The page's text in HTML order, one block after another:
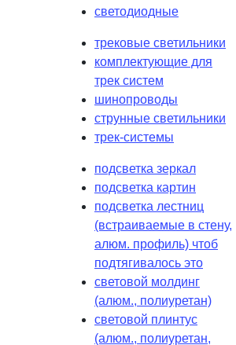
светодиодные
трековые светильники
комплектующие для
трек систем
шинопроводы
струнные светильники
трек-системы
подсветка зеркал
подсветка картин
подсветка лестниц
(встраиваемые в стену,
алюм. профиль) чтоб
подтягивалось это
световой молдинг
(алюм., полиуретан)
световой плинтус
(алюм., полиуретан,